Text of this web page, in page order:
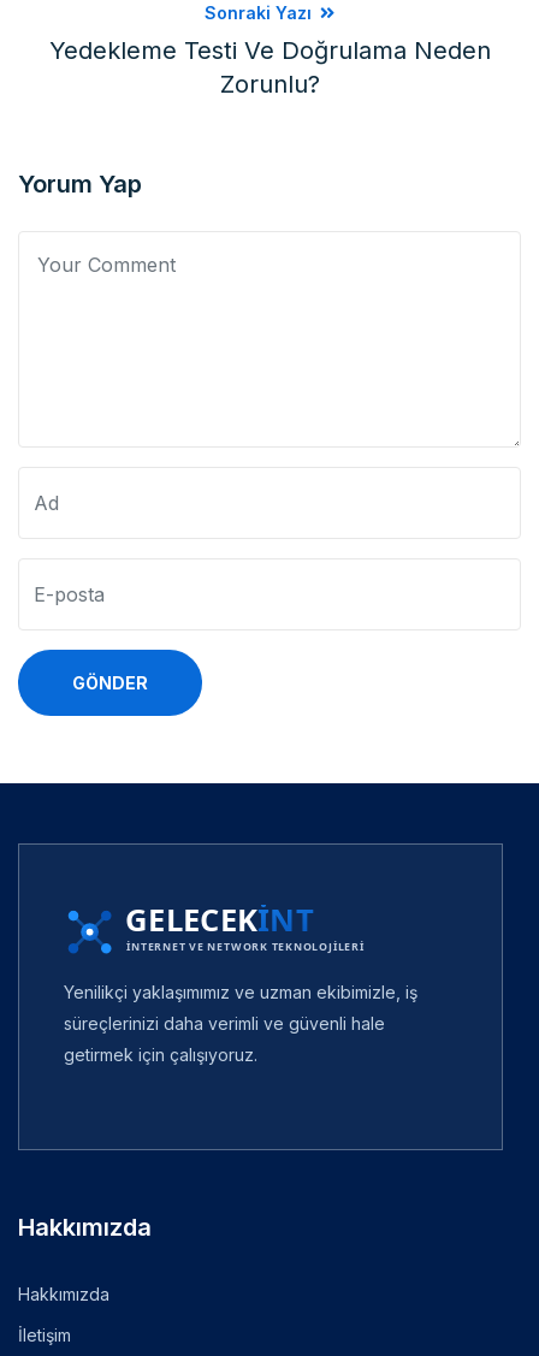
Sonraki Yazı
Yedekleme Testi Ve Doğrulama Neden
Zorunlu?
Yorum Yap
GÖNDER
Yenilikçi yaklaşımımız ve uzman ekibimizle, iş
süreçlerinizi daha verimli ve güvenli hale
getirmek için çalışıyoruz.
Hakkımızda
Hakkımızda
İletişim